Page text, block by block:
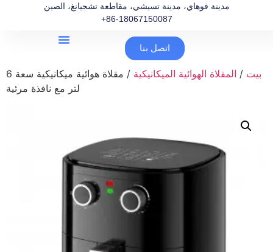
مدينة فوهاي، مدينة تسيشي، مقاطعة تشجيانغ، الصين
+86-18067150087
اتصل بنا
بيت / المقلاة الهوائية الميكانيكية
/ مقلاة هوائية ميكانيكية سعة 6